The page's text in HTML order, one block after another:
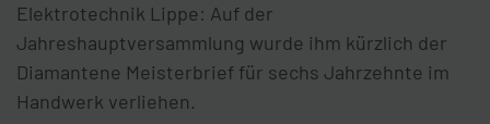
Elektrotechnik Lippe: Auf der
Jahreshauptversammlung wurde ihm kürzlich der
Diamantene Meisterbrief für sechs Jahrzehnte im
Handwerk verliehen.